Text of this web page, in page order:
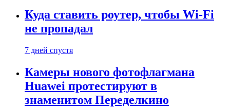
Куда ставить роутер, чтобы Wi-Fi
не пропадал
7 дней спустя
Камеры нового фотофлагмана
Huawei протестируют в
знаменитом Переделкино